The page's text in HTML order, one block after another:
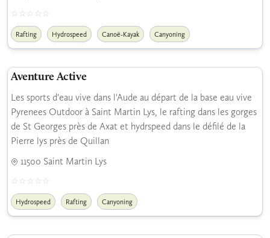
Rafting Hydrospeed Canoë-Kayak Canyoning
Aventure Active
Les sports d'eau vive dans l'Aude au départ de la base eau vive
Pyrenees Outdoor à Saint Martin Lys, le rafting dans les gorges
de St Georges près de Axat et hydrspeed dans le défilé de la
Pierre lys près de Quillan
11500 Saint Martin Lys
Hydrospeed Rafting Canyoning